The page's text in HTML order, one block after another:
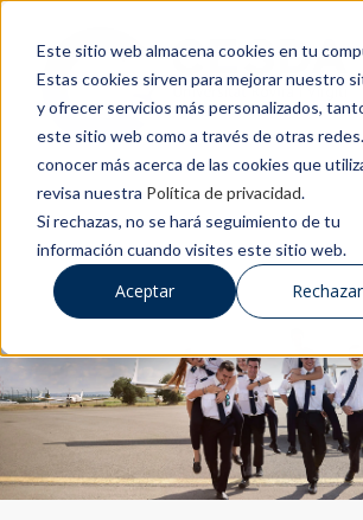
Este sitio web almacena cookies en tu
Estas cookies sirven para mejorar nuestro
y ofrecer servicios más personalizados,
este sitio web como a través de otras
conocer más acerca de las cookies que
revisa nuestra Política de privacidad.
Si rechazas, no se hará seguimiento de tu
información cuando visites este sitio web.
Aceptar Rechazar